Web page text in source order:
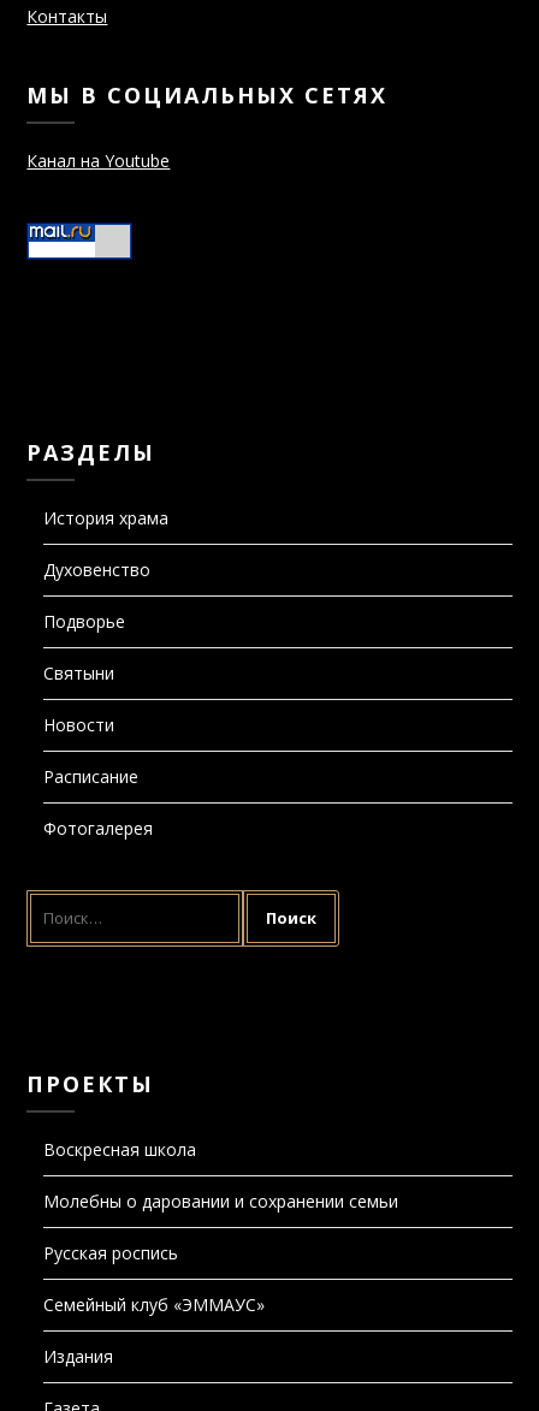
Контакты
МЫ В СОЦИАЛЬНЫХ СЕТЯХ
Канал на Youtube
РАЗДЕЛЫ
История храма
Духовенство
Подворье
Святыни
Новости
Расписание
Фотогалерея
НАЙТИ:
ПРОЕКТЫ
Воскресная школа
Молебны о даровании и сохранении семьи
Русская роспись
Семейный клуб «ЭММАУС»
Издания